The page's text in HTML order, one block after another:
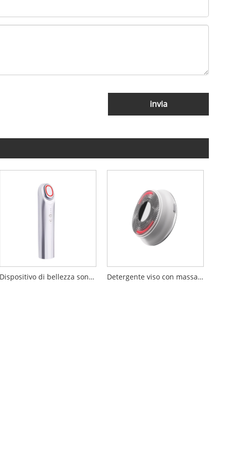
invia
Dispositivo di bellezza sonico booster da 17 MHz Detergente viso con massaggio a vibrazione ultrasonica a LED